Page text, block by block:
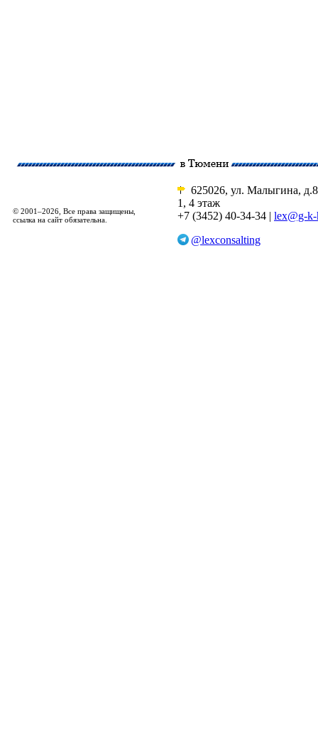
© 2001–2026, Все права защищены,
ссылка на сайт обязательна.
625026, ул. Малыгина,
1, 4 этаж
+7 (3452) 40-34-34 | lex@g-
@lexconsalting